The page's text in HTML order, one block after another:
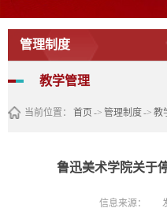
管理制度
教学管理
当前位置： 首页 -> 管理制度-> 教
鲁迅美术学院关于
信息来源：